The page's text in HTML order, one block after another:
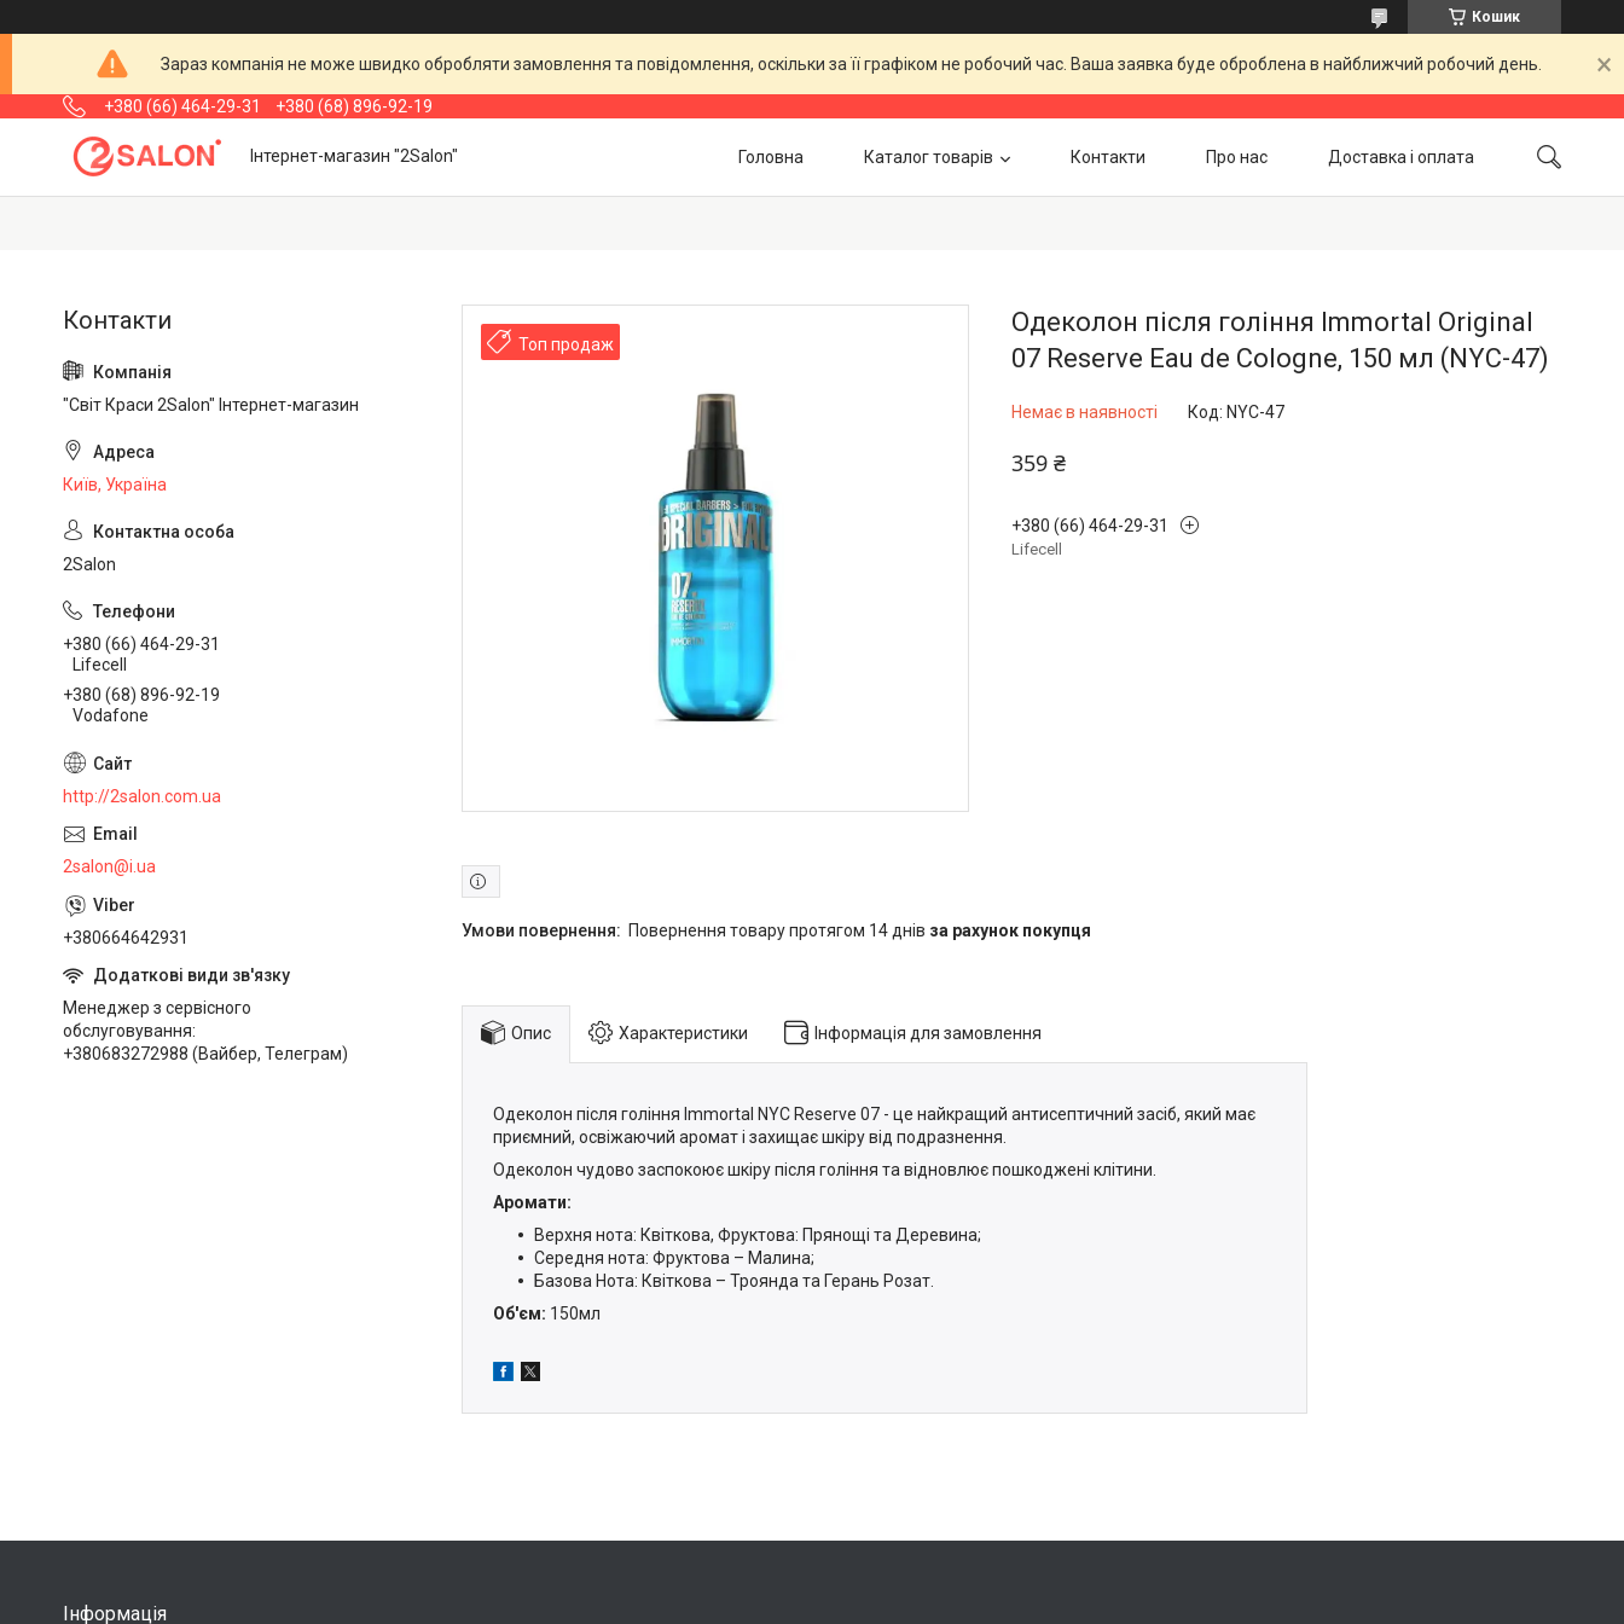
Кошик
Зараз компанія не може швидко обробляти замовлення та повідомлення, оскільки за її графіком не робочий час. Ваша заявка буде оброблена в найближчий робочий день.
+380 (66) 464-29-31 +380 (68) 896-92-19
Інтернет-магазин "2Salon" Головна Каталог товарів Контакти Про нас Доставка і оплата
Топ продаж
Одеколон після гоління Immortal Original
07 Reserve Eau de Cologne, 150 мл (NYC-47)
Немає в наявності Код: NYC-47
359 ₴
+380 (66) 464-29-31
Lifecell
повернення товару протягом 14 днів за рахунок покупця
Опис Характеристики Інформація для замовлення
Одеколон після гоління Immortal NYC Reserve 07 - це найкращий антисептичний засіб, який має
приємний, освіжаючий аромат і захищає шкіру від подразнення.
Одеколон чудово заспокоює шкіру після гоління та відновлює пошкоджені клітини.
Аромати:
Верхня нота: Квіткова, Фруктова: Прянощі та Деревина;
Середня нота: Фруктова – Малина;
Базова Нота: Квіткова – Троянда та Герань Розат.
Об'єм: 150мл
"Світ Краси 2Salon" Інтернет-магазин
Київ, Україна
2Salon
+380 (66) 464-29-31
Lifecell
+380 (68) 896-92-19
Vodafone
http://2salon.com.ua
2salon@i.ua
+380664642931
Менеджер з сервісного
обслуговування
+380683272988 (Вайбер, Телеграм)
Інформація